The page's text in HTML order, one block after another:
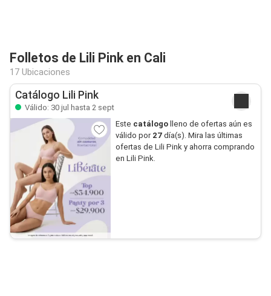
Folletos de Lili Pink en Cali
17 Ubicaciones
Catálogo Lili Pink
Válido: 30 jul hasta 2 sept
Este catálogolleno de ofertas aún es
válido por 27día(s). Mira las últimas
ofertas de Lili Pink y ahorra comprando
en Lili Pink.